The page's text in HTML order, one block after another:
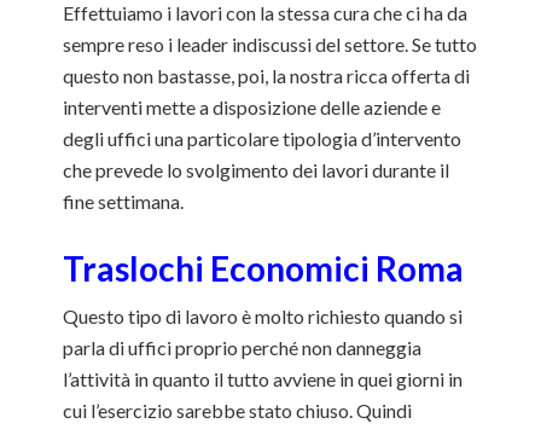
Effettuiamo i lavori con la stessa cura che ci ha da
sempre reso i leader indiscussi del settore. Se tutto
questo non bastasse, poi, la nostra ricca offerta di
interventi mette a disposizione delle aziende e
degli uffici una particolare tipologia d’intervento
che prevede lo svolgimento dei lavori durante il
fine settimana.
Traslochi Economici Roma
Questo tipo di lavoro è molto richiesto quando si
parla di uffici proprio perché non danneggia
l’attività in quanto il tutto avviene in quei giorni in
cui l’esercizio sarebbe stato chiuso. Quindi